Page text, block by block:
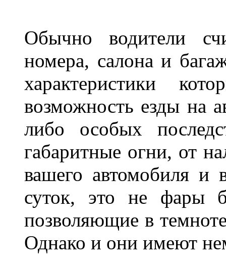
Обычно водители
номера, салона и
характеристики
возможность езды на
либо особых
габаритные огни, от
вашего автомобиля и
суток, это не фары
позволяющие в
Однако и они имеют